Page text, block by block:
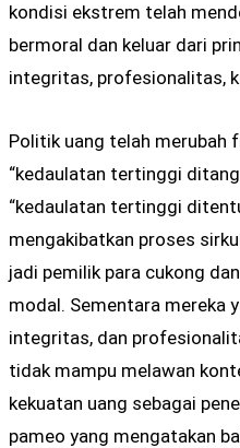
kondisi ekstrem telah
bermoral dan keluar dari
integritas, profesionalitas,
Politik uang telah merubah
“kedaulatan tertinggi
“kedaulatan tertinggi
mengakibatkan proses
jadi pemilik para cukong
modal. Sementara mereka
integritas, dan
tidak mampu melawan
kekuatan uang sebagai
pameo yang mengatakan